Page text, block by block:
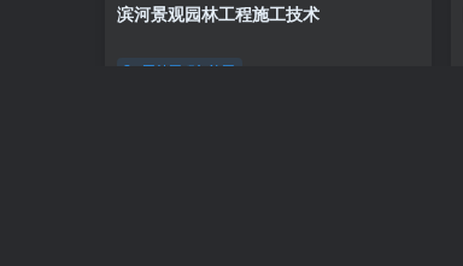
滨河景观园林工程施工技术
园林工程与施工